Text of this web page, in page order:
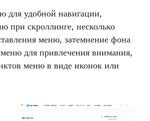
для удобной навигации,
при скроллинге, несколько
меню, затемнение фона
для привлечения внимания,
меню в виде иконок или